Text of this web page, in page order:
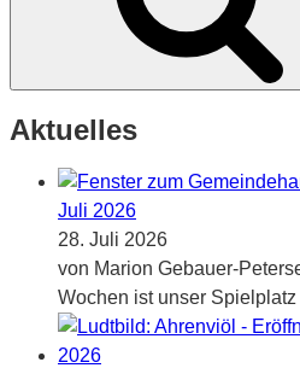
Aktuelles
Juli 2026
28. Juli 2026
von Marion Gebauer-
Wochen ist unser